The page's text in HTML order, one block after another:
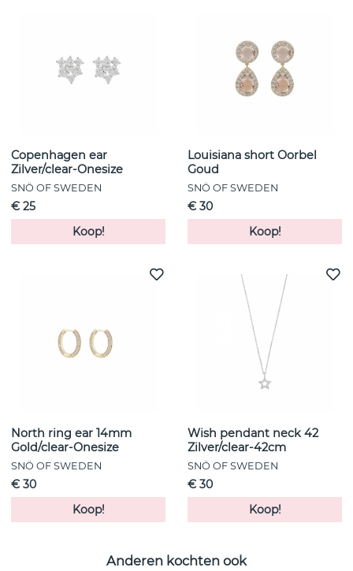
Copenhagen ear
Zilver/clear-Onesize
SNÖ OF SWEDEN
€ 25
Koop!
Louisiana short Oorbel
Goud
SNÖ OF SWEDEN
€ 30
Koop!
North ring ear 14mm
Gold/clear-Onesize
SNÖ OF SWEDEN
€ 30
Koop!
Wish pendant neck 42
Zilver/clear-42cm
SNÖ OF SWEDEN
€ 30
Koop!
Anderen kochten ook